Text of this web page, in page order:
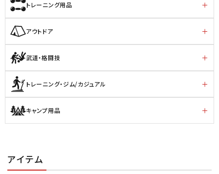
トレーニング用品
アウトドア
武道・格闘技
トレーニング・ジム/カジュアル
キャンプ用品
アイテム